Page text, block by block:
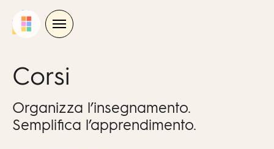
Corsi
Organizza l’insegnamento.
Semplifica l’apprendimento.